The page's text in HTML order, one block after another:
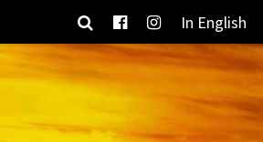
In English